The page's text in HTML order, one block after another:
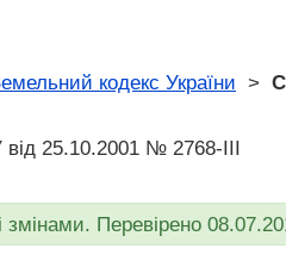
кодекс України >
від 25.10.2001 № 2768-III
змінами. Перевірено